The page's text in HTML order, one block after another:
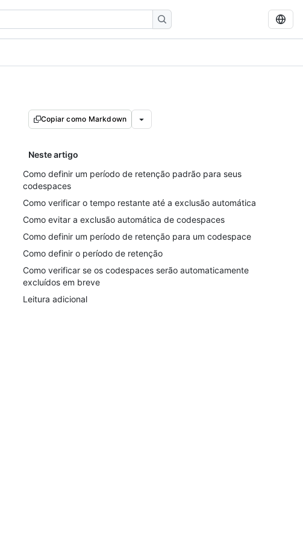
Copiar como Markdown
Neste artigo
Como definir um período de retenção padrão para seus
codespaces
Como verificar o tempo restante até a exclusão automática
Como evitar a exclusão automática de codespaces
Como definir um período de retenção para um codespace
Como definir o período de retenção
Como verificar se os codespaces serão automaticamente
excluídos em breve
Leitura adicional